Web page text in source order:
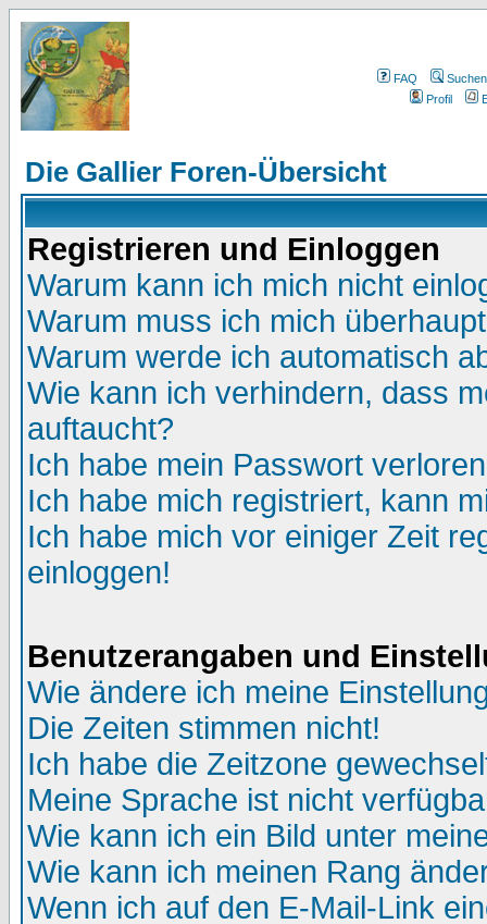
FAQ
Suchen
Profil
Die Gallier Foren-Übersicht
Registrieren und Einloggen
Warum kann ich mich nicht
Warum muss ich mich
Warum werde ich automatisch
Wie kann ich verhindern, dass
auftaucht?
Ich habe mein Passwort
Ich habe mich registriert, kann
Ich habe mich vor einiger Zeit
einloggen!
Benutzerangaben und
Wie ändere ich meine
Die Zeiten stimmen nicht!
Ich habe die Zeitzone
Meine Sprache ist nicht
Wie kann ich ein Bild unter
Wie kann ich meinen Rang
Wenn ich auf den E-Mail-Link